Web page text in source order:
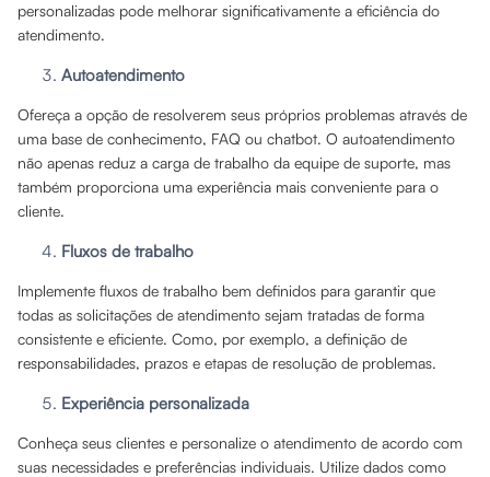
personalizadas pode melhorar significativamente a eficiência do
atendimento.
Autoatendimento
Ofereça a opção de resolverem seus próprios problemas através de
uma base de conhecimento, FAQ ou chatbot. O autoatendimento
não apenas reduz a carga de trabalho da equipe de suporte, mas
também proporciona uma experiência mais conveniente para o
cliente.
Fluxos de trabalho
Implemente fluxos de trabalho bem definidos para garantir que
todas as solicitações de atendimento sejam tratadas de forma
consistente e eficiente. Como, por exemplo, a definição de
responsabilidades, prazos e etapas de resolução de problemas.
Experiência personalizada
Conheça seus clientes e personalize o atendimento de acordo com
suas necessidades e preferências individuais. Utilize dados como